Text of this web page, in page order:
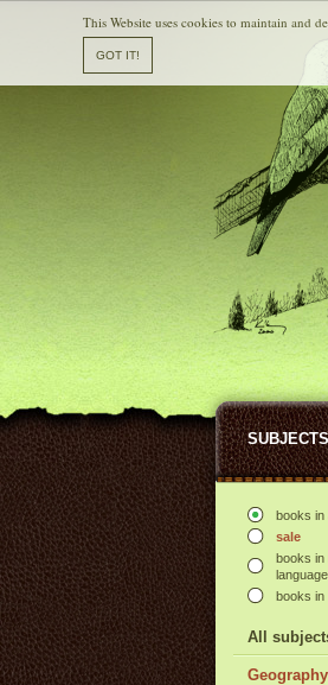
SUBJECTS
books in
sale
books in
language
books in
All
Geography
This Website uses cookies to maintain and